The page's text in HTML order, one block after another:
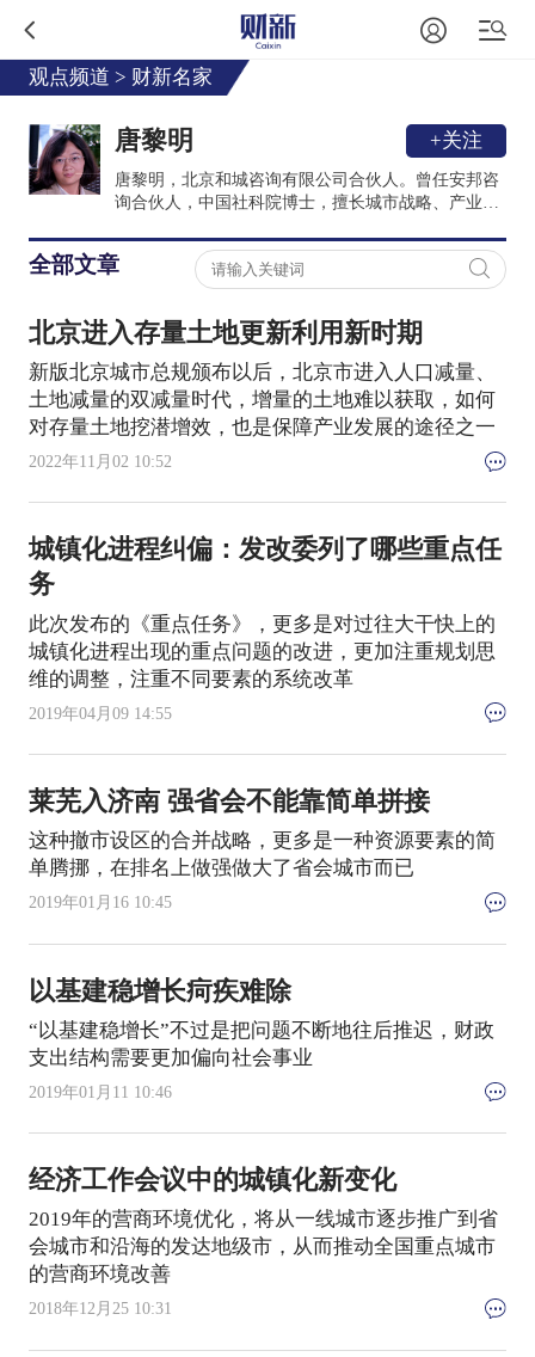
观点频道 > 财新名家
唐黎明 +关注
唐黎明，北京和城咨询有限公司合伙人。曾任安邦咨
询合伙人，中国社科院博士，擅长城市战略、产业规
院、区域规划与城市战略等多重研究经历，对中国的
土地经济、城市发展模式有深度研究。主持过近百个
城市战略、产业规划与公共政策研究项目。城市研究
学者，多家知名财经媒体专栏作家，多家地方政府政
策咨询顾问，热衷田野调查。
全部文章
北京进入存量土地更新利用新时期
新版北京城市总规颁布以后，北京市进入人口减量、
土地减量的双减量时代，增量的土地难以获取，如何
对存量土地挖潜增效，也是保障产业发展的途径之一
2022年11月02 10:52
城镇化进程纠偏：发改委列了哪些重点任
务
此次发布的《重点任务》，更多是对过往大干快上的
城镇化进程出现的重点问题的改进，更加注重规划思
维的调整，注重不同要素的系统改革
2019年04月09 14:55
莱芜入济南 强省会不能靠简单拼接
这种撤市设区的合并战略，更多是一种资源要素的简
单腾挪，在排名上做强做大了省会城市而已
2019年01月16 10:45
以基建稳增长疴疾难除
“以基建稳增长”不过是把问题不断地往后推迟，财政
支出结构需要更加偏向社会事业
2019年01月11 10:46
经济工作会议中的城镇化新变化
2019年的营商环境优化，将从一线城市逐步推广到省
会城市和沿海的发达地级市，从而推动全国重点城市
的营商环境改善
2018年12月25 10:31